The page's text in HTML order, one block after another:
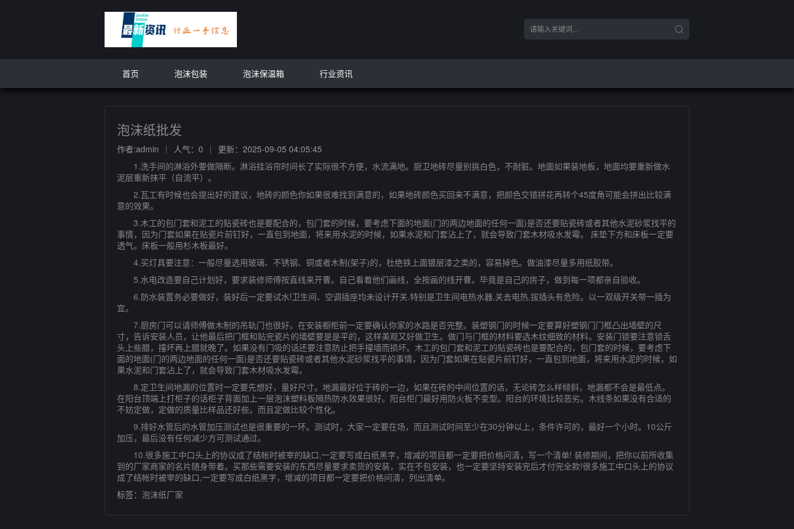
首页 泡沫包装 泡沫保温箱 行业资讯
泡沫纸批发
作者:admin 人气：0
更新：2025-09-05 04:05:45
1.洗手间的淋浴外要做隔断。淋浴挂浴帘时间长了实际很不方便，水流满地。厨卫地砖尽量别挑白色，不耐脏。地面如果装地板，地面均要重新做水
泥层重新抹平（自流平）。
2.瓦工有时候也会提出好的建议，地砖的颜色你如果很难找到满意的，如果地砖颜色买回来不满意，把颜色交错拼花再转个45度角可能会拼出比较满
意的效果。
3.木工的包门套和泥工的贴瓷砖也是要配合的，包门套的时候，要考虑下面的地面(门的两边地面的任何一面)是否还要贴瓷砖或者其他水泥砂浆找平的
事情，因为门套如果在贴瓷片前钉好，一直包到地面，将来用水泥的时候，如果水泥和门套沾上了，就会导致门套木材吸水发霉。 床垫下方和床板一定要
透气。床板一般用杉木板最好。
4.买灯具要注意：一般尽量选用玻璃、不锈钢、铜或者木制(架子)的，杜绝铁上面镀层漆之类的，容易掉色。做油漆尽量多用纸胶带。
5.水电改造要自己计划好，要求装修师傅按直线来开曹。自己看着他们画线，全按画的线开曹。毕竟是自己的房子，做到每一项都亲自验收。
6.防水装置务必要做好，装好后一定要试水!卫生间、空调插座均未设计开关.特别是卫生间电热水器,关去电热,拔插头有危险。以一双级开关带一插为
宜。
7.厨房门可以请师傅做木制的吊轨门也很好。在安装橱柜前一定要确认你家的水路是否完整。装塑钢门的时候一定要算好塑钢门门框凸出墙壁的尺
寸，告诉安装人员，让他最后把门框和贴完瓷片的墙壁要是是平的，这样美观又好做卫生。做门与门框的材料要选木纹细致的材料。安装门锁要注意锁舌
头上些腊，撞坏再上腊就晚了。如果没有门吸的话还要注意防止把手撞墙而损坏。木工的包门套和泥工的贴瓷砖也是要配合的，包门套的时候，要考虑下
面的地面(门的两边地面的任何一面)是否还要贴瓷砖或者其他水泥砂浆找平的事情，因为门套如果在贴瓷片前钉好，一直包到地面，将来用水泥的时候，如
果水泥和门套沾上了，就会导致门套木材吸水发霉。
8.定卫生间地漏的位置时一定要先想好，量好尺寸。地漏最好位于砖的一边，如果在砖的中间位置的话，无论砖怎么样倾斜，地漏都不会是最低点。
在阳台顶端上打柜子的话柜子背面加上一层泡沫塑料板隔热防水效果很好。阳台柜门最好用防火板不变型。阳台的环境比较恶劣。木线条如果没有合适的
不妨定做，定做的质量比样品还好些。而且定做比较个性化。
9.排好水管后的水管加压测试也是很重要的一环。测试时，大家一定要在场，而且测试时间至少在30分钟以上，条件许可的，最好一个小时。10公斤
加压，最后没有任何减少方可测试通过。
10.很多施工中口头上的协议成了结帐时被宰的缺口,一定要写成白纸黑字，增减的项目都一定要把价格问清，写一个清单! 装修期间，把你以前所收集
到的厂家商家的名片随身带着。买那些需要安装的东西尽量要求卖货的安装，实在不包安装，也一定要坚持安装完后才付完全款!很多施工中口头上的协议
成了结帐时被宰的缺口,一定要写成白纸黑字，增减的项目都一定要把价格问清，列出清单。
标签： 泡沫纸厂家